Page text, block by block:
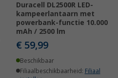
Duracell DL2500R LED-
kampeerlantaarn met
powerbank-functie 10.000
mAh / 2500 lm
€ 59,99
Beschikbaar
Filiaalbeschikbaarheid: Filiaal